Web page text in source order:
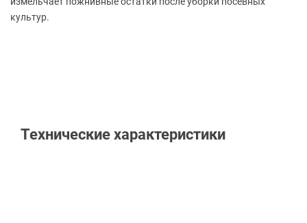
культур.
Технические характеристики